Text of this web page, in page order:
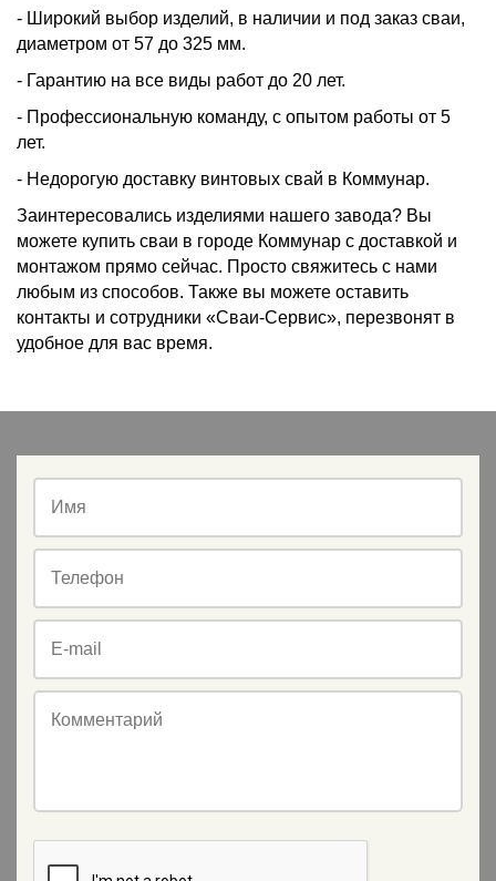
- Широкий выбор изделий, в наличии и под заказ сваи,
диаметром от 57 до 325 мм.
- Гарантию на все виды работ до 20 лет.
- Профессиональную команду, с опытом работы от 5
лет.
- Недорогую доставку винтовых свай в Коммунар.
Заинтересовались изделиями нашего завода? Вы
можете купить сваи в городе Коммунар с доставкой и
монтажом прямо сейчас. Просто свяжитесь с нами
любым из способов. Также вы можете оставить
контакты и сотрудники «Сваи-Сервис», перезвонят в
удобное для вас время.
Имя
Телефон
E-mail
Комментарий